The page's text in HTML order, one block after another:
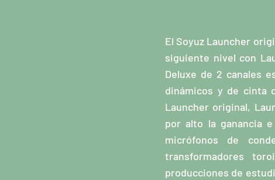
El Soyuz Launcher
siguiente nivel con
Deluxe de 2 canales
dinámicos y de cinta
Launcher original,
por alto la ganancia
micrófonos de
transformadores
producciones de